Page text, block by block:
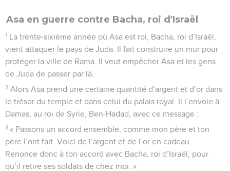
Asa en guerre contre Bacha, roi d'Israël
1 La trente-sixième année où Asa est roi, Bacha, roi d’Israël,
vient attaquer le pays de Juda. Il fait construire un mur pour
protéger la ville de Rama. Il veut empêcher Asa et les gens
de Juda de passer par là.
2 Alors Asa prend une certaine quantité d’argent et d’or dans
le trésor du temple et dans celui du palais royal. Il l’envoie à
Damas, au roi de Syrie, Ben-Hadad, avec ce message :
3 « Passons un accord ensemble, comme mon père et ton
père l’ont fait. Voici de l’argent et de l’or en cadeau.
Renonce donc à ton accord avec Bacha, roi d’Israël, pour
qu’il retire ses soldats de chez moi. »